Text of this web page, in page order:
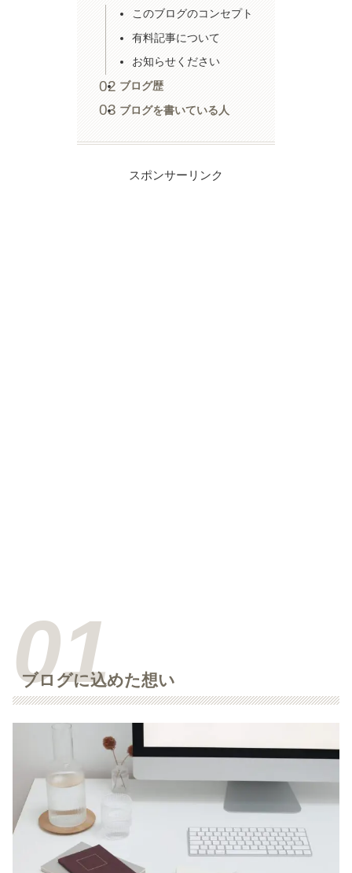
このブログのコンセプト
有料記事について
お知らせください
ブログ歴
ブログを書いている人
スポンサーリンク
ブログに込めた想い